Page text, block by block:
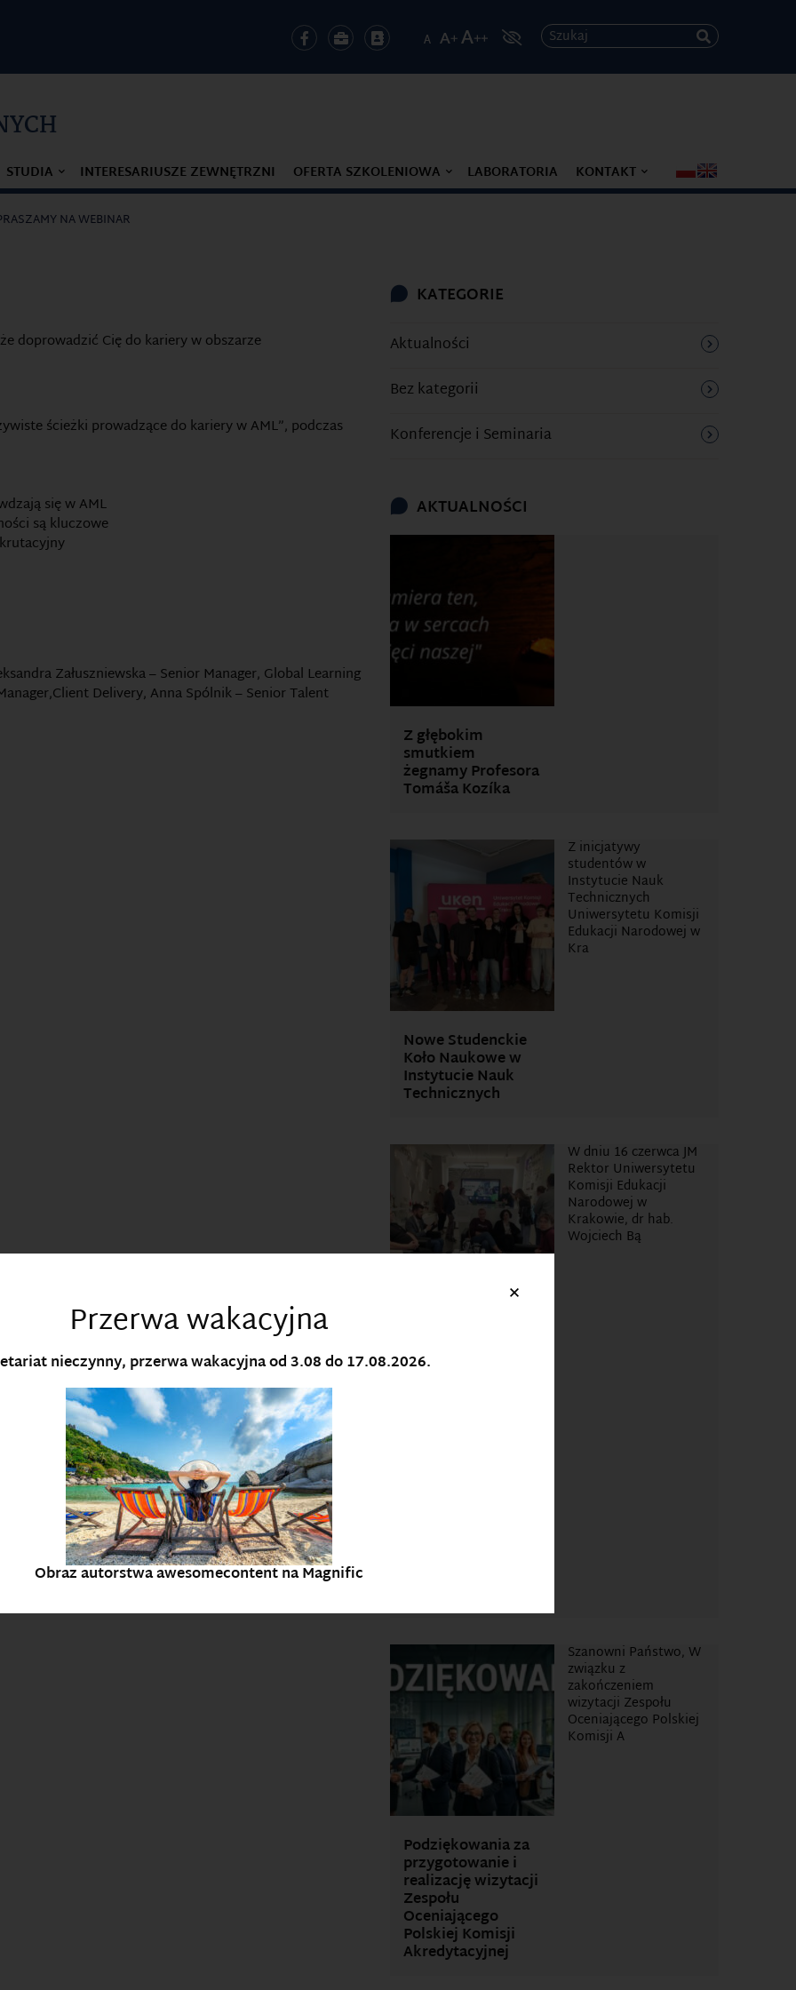
Szukaj
STUDIA INTERESARIUSZE ZEWNĘTRZNI OFERTA SZKOLENIOWA LABORATORIA KONTAKT
NA WEBINAR
doprowadzić Cię do kariery w obszarze
ścieżki prowadzące do kariery w AML”, podczas
się w AML
są kluczowe
Załuszniewska – Senior Manager, Global Learning
Delivery, Anna Spólnik – Senior Talent
KATEGORIE
Aktualności
Bez kategorii
Konferencje i Seminaria
AKTUALNOŚCI
Z głębokim
smutkiem
żegnamy Profesora
Tomáša Kozíka
Nowe Studenckie
Koło Naukowe w
Instytucie Nauk
Technicznych
Z inicjatywy
studentów w
Instytucie Nauk
Technicznych
Uniwersytetu Komisji
Edukacji Narodowej w
Kra
przedstawicieli
W dniu 16 czerwca JM
Rektor Uniwersytetu
Komisji Edukacji
Narodowej w
Krakowie, dr hab.
Wojciech Bą
Podziękowania za
przygotowanie i
realizację wizytacji
Zespołu
Oceniającego
Polskiej Komisji
Akredytacyjnej
Szanowni Państwo, W
związku z
zakończeniem
wizytacji Zespołu
Oceniającego Polskiej
Komisji A
×
Przerwa wakacyjna
nieczynny, przerwa wakacyjna od 3.08 do 17.08.2026.
Obraz autorstwa awesomecontent na Magnific